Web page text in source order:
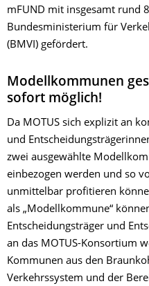
mFUND mit insgesamt rund
Bundesministerium für
(BMVI) gefördert.
Modellkommunen
sofort möglich!
Da MOTUS sich explizit an
und
zwei ausgewählte
einbezogen werden und so
unmittelbar profitieren
als „Modellkommune“
Entscheidungsträger und
an das MOTUS-Konsortium
Kommunen aus den
Verkehrssystem und der